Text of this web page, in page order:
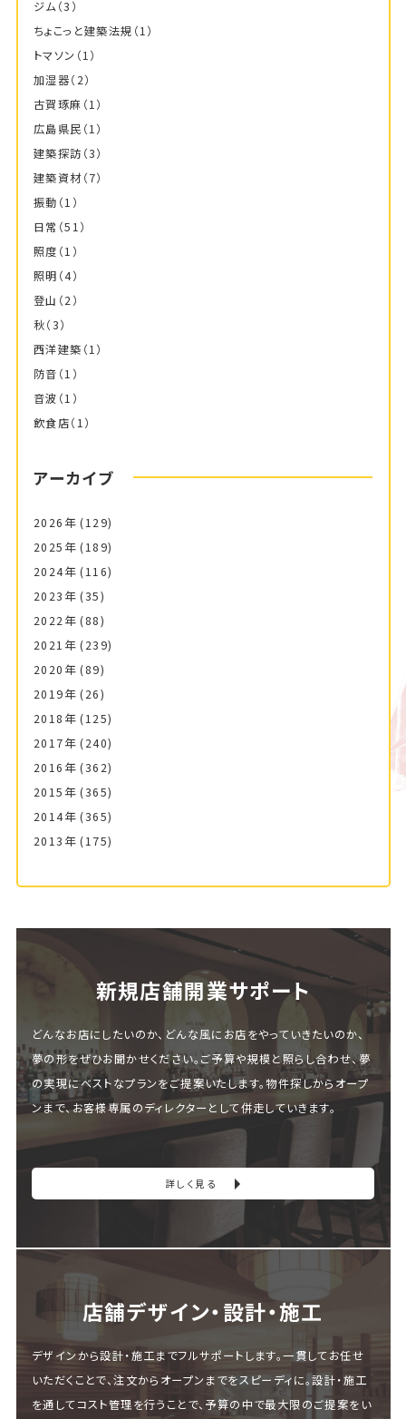
ジム（3）
ちょこっと建築法規 （1）
トマソン （1）
加湿器（2）
古賀琢麻 （1）
広島県民 （1）
建築探訪 （3）
建築資材（7）
振動 （1）
日常 （51）
照度 （1）
照明 （4）
登山 （2）
秋（3）
西洋建築 （1）
防音 （1）
音波 （1）
飲食店（1）
アーカイブ
2026年 (129)
2025年 (189)
2024年 (116)
2023年 (35)
2022年 (88)
2021年 (239)
2020年 (89)
2019年 (26)
2018年 (125)
2017年 (240)
2016年 (362)
2015年 (365)
2014年 (365)
2013年 (175)
新規店舗開業サポート
どんなお店にしたいのか、どんな風にお店をやっていきたいのか、
夢の形をぜひお聞かせください。ご予算や規模と照らし合わせ、夢
の実現にベストなプランをご提案いたします。物件探しからオープ
ンまで、お客様専属のディレクターとして併走していきます。
詳しく見る
店舗デザイン・設計・施⼯
デザインから設計・施工までフルサポートします。一貫してお任せ
いただくことで、注文からオープンまでをスピーディに。設計・施工
を通してコスト管理を行うことで、予算の中で最大限のご提案をい